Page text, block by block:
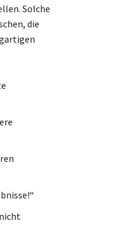
Solche
die